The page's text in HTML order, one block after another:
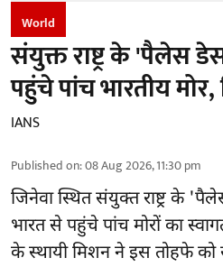
World
संयुक्त राष्ट्र के 'पैलेस
पहुंचे पांच भारतीय
IANS
Published on:08 Aug 2026, 11:30 pm
जिनेवा स्थितसंयुक्त राष्ट्रके
भारत से पहुंचे पांच मोरों का
के स्थायी मिशन ने इस तोहफे को